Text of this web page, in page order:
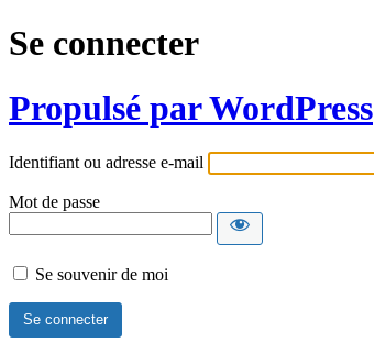
Se connecter
Propulsé par WordPress
Identifiant ou adresse e-mail
Mot de passe
Se souvenir de moi